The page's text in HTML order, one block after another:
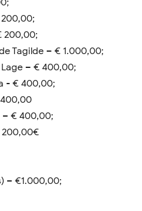
200,00;
Tagilde – € 1.000,00;
– € 400,00;
- € 400,00;
– € 400,00;
200,00€
– €1.000,00;